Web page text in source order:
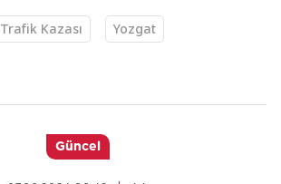
Trafik Kazası Yozgat
Güncel